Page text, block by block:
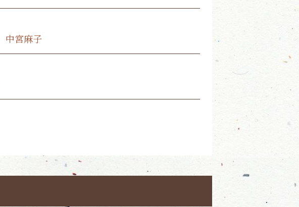
中宮麻子